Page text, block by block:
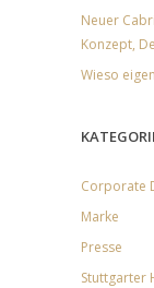
Neuer
Konzept,
Wieso
Corporate
Marke
Presse
Stuttgarter